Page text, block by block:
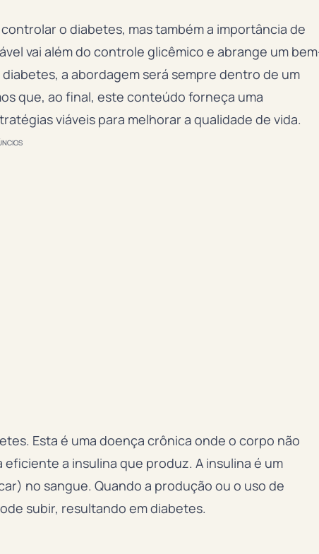
o diabetes, mas também a importância de
vai além do controle glicêmico e abrange um
a abordagem será sempre dentro de um
que, ao final, este conteúdo forneça uma
viáveis para melhorar a qualidade de vida.
Esta é uma doença crônica onde o corpo não
a insulina que produz. A insulina é um
no sangue. Quando a produção ou o uso de
subir, resultando em diabetes.